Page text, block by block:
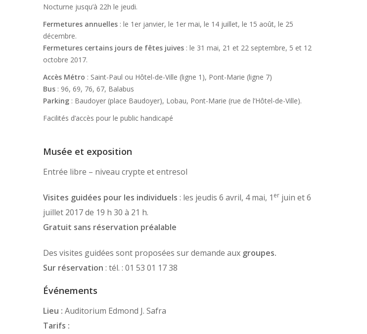
Nocturne jusqu’à 22h le jeudi.
Fermetures annuelles : le 1er janvier, le 1er mai, le 14 juillet, le 15 août, le 25
décembre.
Fermetures certains jours de fêtes juives : le 31 mai, 21 et 22 septembre, 5 et 12
octobre 2017.
Accès Métro : Saint-Paul ou Hôtel-de-Ville (ligne 1), Pont-Marie (ligne 7)
Bus : 96, 69, 76, 67, Balabus
Parking : Baudoyer (place Baudoyer), Lobau, Pont-Marie (rue de l’Hôtel-de-Ville).
Facilités d’accès pour le public handicapé
Musée et exposition
Entrée libre – niveau crypte et entresol
Visites guidées pour les individuels : les jeudis 6 avril, 4 mai, 1 er juin et 6
juillet 2017 de 19 h 30 à 21 h.
Gratuit sans réservation préalable
Des visites guidées sont proposées sur demande aux groupes.
Sur réservation : tél. : 01 53 01 17 38
Événements
Lieu : Auditorium Edmond J. Safra
Tarifs :